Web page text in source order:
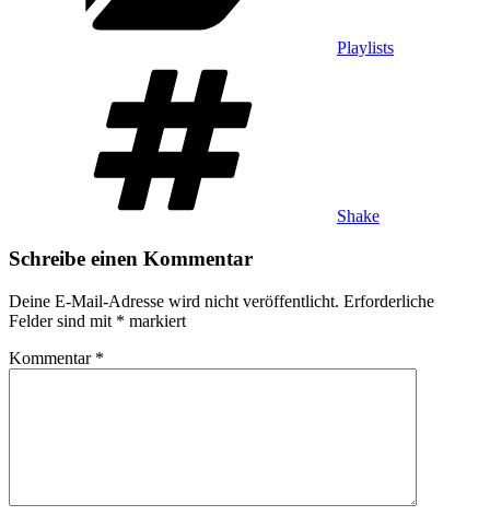
Playlists
Shake
Schreibe einen Kommentar
Deine E-Mail-Adresse wird nicht veröffentlicht. Erforderliche
Felder sind mit * markiert
Kommentar *